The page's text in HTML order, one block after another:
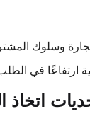
اتخاذ